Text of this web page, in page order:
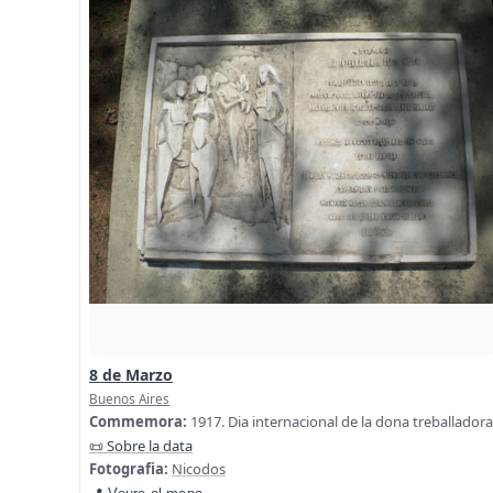
8 de Marzo
Buenos Aires
Commemora: 1917. Dia internacional de la dona
📜 Sobre la data
Fotografia: Nicodos